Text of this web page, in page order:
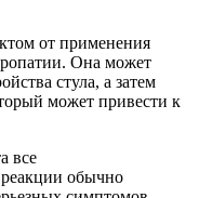
от применения
Она может
стула, а затем
может привести к
все
обычно